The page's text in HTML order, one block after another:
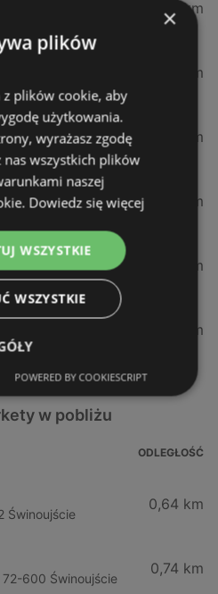
0,23 km
0,84 km
1,87 km
Świnoujście
2,77 km
12,39 km
24,01 km
w pobliżu
ODLEGŁOŚĆ
Świnoujście
0,64 km
72-600 Świnoujście
0,74 km
×
plików
plików cookie, aby
użytkowania.
wyrażasz zgodę
nas wszystkich plików
naszej
Dowiedz się więcej
WSZYSTKIE
WSZYSTKIE
POWERED BY COOKIESCRIPT